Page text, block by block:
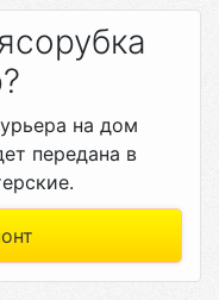
на дом
передана в